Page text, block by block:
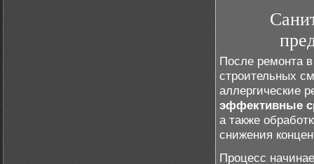
После ремонта
строительных
аллергические
эффективные
а также
снижения
Процесс